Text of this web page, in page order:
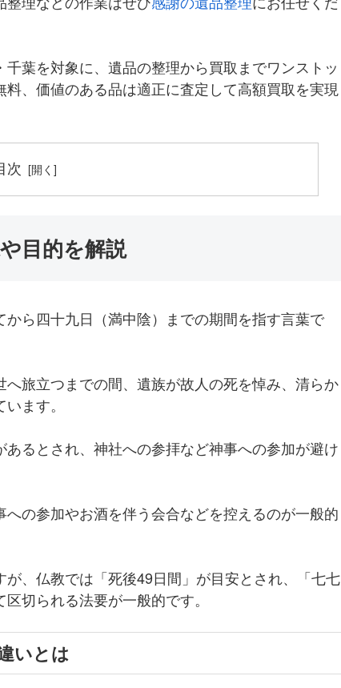
千葉を対象に、遺品の整理から買取までワンストッ
、価値のある品は適正に査定して高額買取を実現
次
目的を解説
から四十九日（満中陰）までの期間を指す言葉で
旅立つまでの間、遺族が故人の死を悼み、清らか
ます。
るとされ、神社への参拝など神事への参加が避け
の参加やお酒を伴う会合などを控えるのが一般的
、仏教では「死後49日間」が目安とされ、「七七
切られる法要が一般的です。
いとは